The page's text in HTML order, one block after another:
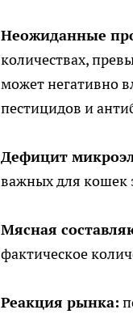
Неожиданные
количествах,
может негативно
пестицидов и
Дефицит
важных для кошек
Мясная
фактическое
Реакция рынка: